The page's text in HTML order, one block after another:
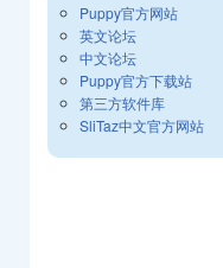
Puppy官方网站
英文论坛
中文论坛
Puppy官方下载站
第三方软件库
SliTaz中文官方网站